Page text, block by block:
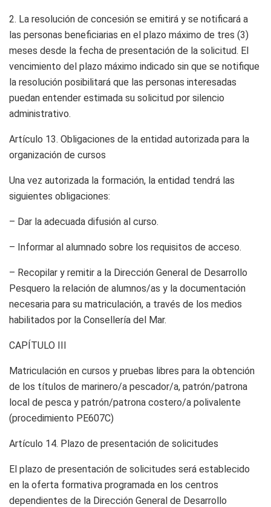
2. La resolución de concesión se emitirá y se notificará a
las personas beneficiarias en el plazo máximo de tres (3)
meses desde la fecha de presentación de la solicitud. El
vencimiento del plazo máximo indicado sin que se notifique
la resolución posibilitará que las personas interesadas
puedan entender estimada su solicitud por silencio
administrativo.
Artículo 13. Obligaciones de la entidad autorizada para la
organización de cursos
Una vez autorizada la formación, la entidad tendrá las
siguientes obligaciones:
– Dar la adecuada difusión al curso.
– Informar al alumnado sobre los requisitos de acceso.
– Recopilar y remitir a la Dirección General de Desarrollo
Pesquero la relación de alumnos/as y la documentación
necesaria para su matriculación, a través de los medios
habilitados por la Consellería del Mar.
CAPÍTULO III
Matriculación en cursos y pruebas libres para la obtención
de los títulos de marinero/a pescador/a, patrón/patrona
local de pesca y patrón/patrona costero/a polivalente
(procedimiento PE607C)
Artículo 14. Plazo de presentación de solicitudes
El plazo de presentación de solicitudes será establecido
en la oferta formativa programada en los centros
dependientes de la Dirección General de Desarrollo